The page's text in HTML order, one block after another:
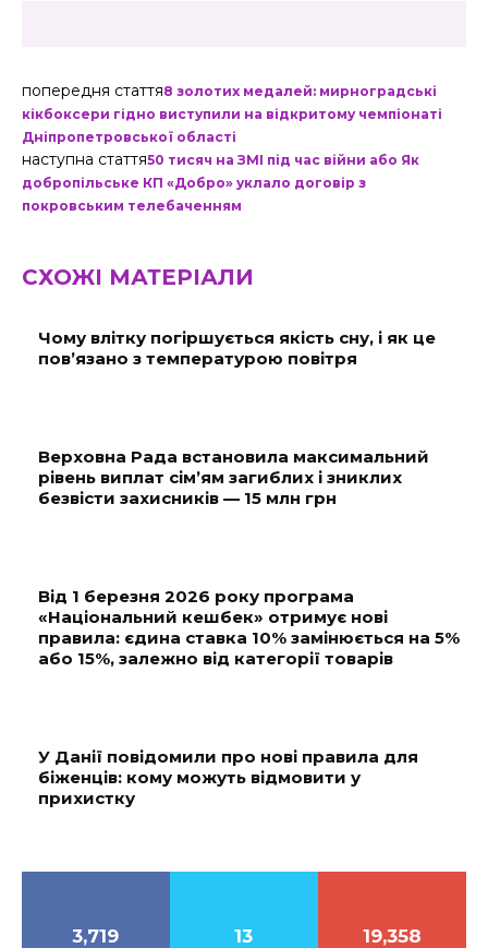
попередня стаття8 золотих медалей: мирноградські
кікбоксери гідно виступили на відкритому чемпіонаті
Дніпропетровської області
наступна стаття50 тисяч на ЗМІ під час війни або Як
добропільське КП «Добро» уклало договір з
покровським телебаченням
СХОЖІ МАТЕРІАЛИ
Чому влітку погіршується якість сну, і як це
пов’язано з температурою повітря
Верховна Рада встановила максимальний
рівень виплат сім’ям загиблих і зниклих
безвісти захисників — 15 млн грн
Від 1 березня 2026 року програма
«Національний кешбек» отримує нові
правила: єдина ставка 10% замінюється на 5%
або 15%, залежно від категорії товарів
У Данії повідомили про нові правила для
біженців: кому можуть відмовити у
прихистку
3,719 13 19,358